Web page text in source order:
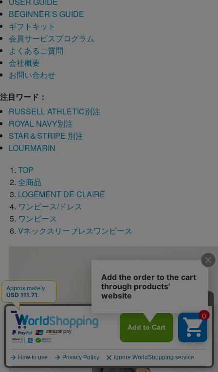
BEGINNER’S GUIDE
ギフトキット
会員サービスプログラム
よくあるご質問
会社概要
お問い合わせ
注目ワード：
RUSSELL ATHLETIC別注
ROYAL NAVY別注
STAR＆STRIPE 別注
LOURMARIN
TOP
全商品
LOGEMENT DE CLAIRE
ワンピース/ドレス
ワンピース
Vネックスリーブレスワンピース